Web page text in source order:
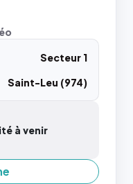
Secteur 1
Saint-Leu (974)
à venir